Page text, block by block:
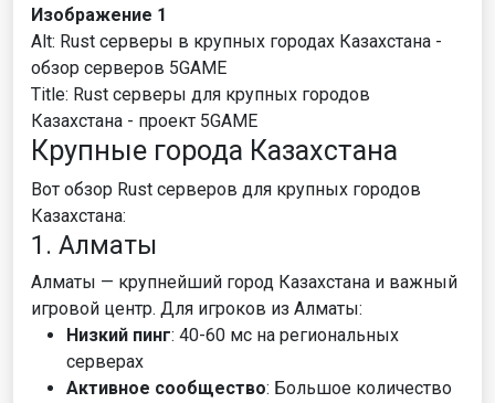
Изображение 1
Alt: Rust серверы в крупных городах Казахстана -
обзор серверов 5GAME
Title: Rust серверы для крупных городов
Казахстана - проект 5GAME
Крупные города Казахстана
Вот обзор Rust серверов для крупных городов
Казахстана:
1. Алматы
Алматы — крупнейший город Казахстана и важный
игровой центр. Для игроков из Алматы:
Низкий пинг: 40-60 мс на региональных
серверах
Активное сообщество: Большое количество